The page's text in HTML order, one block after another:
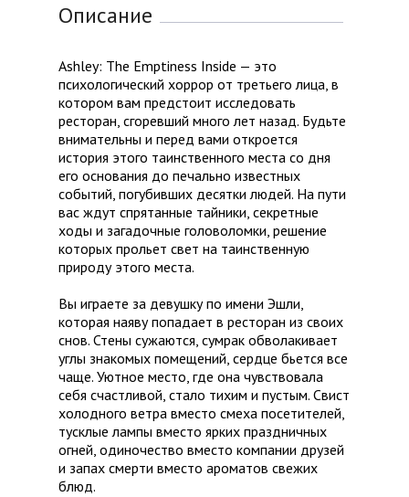
Описание
Ashley: The Emptiness Inside — это
психологический хоррор от третьего лица, в
котором вам предстоит исследовать
ресторан, сгоревший много лет назад. Будьте
внимательны и перед вами откроется
история этого таинственного места со дня
его основания до печально известных
событий, погубивших десятки людей. На пути
вас ждут спрятанные тайники, секретные
ходы и загадочные головоломки, решение
которых прольет свет на таинственную
природу этого места.
Вы играете за девушку по имени Эшли,
которая наяву попадает в ресторан из своих
снов. Стены сужаются, сумрак обволакивает
углы знакомых помещений, сердце бьется все
чаще. Уютное место, где она чувствовала
себя счастливой, стало тихим и пустым. Свист
холодного ветра вместо смеха посетителей,
тусклые лампы вместо ярких праздничных
огней, одиночество вместо компании друзей
и запах смерти вместо ароматов свежих
блюд.